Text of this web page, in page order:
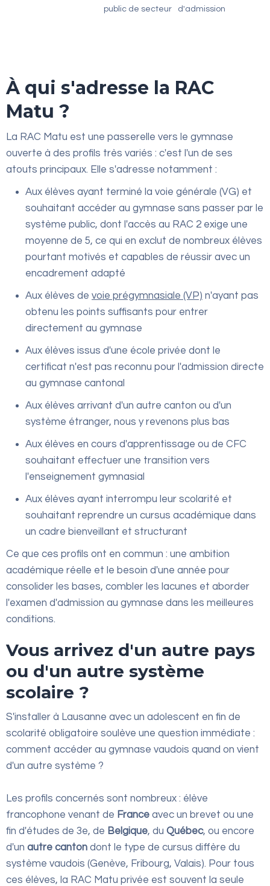
public de secteur d'admission
À qui s'adresse la RAC
Matu ?
La RAC Matu est une passerelle vers le gymnase
ouverte à des profils très variés : c'est l'un de ses
atouts principaux. Elle s'adresse notamment :
Aux élèves ayant terminé la voie générale (VG) et
souhaitant accéder au gymnase sans passer par le
système public, dont l'accès au RAC 2 exige une
moyenne de 5, ce qui en exclut de nombreux élèves
pourtant motivés et capables de réussir avec un
encadrement adapté
Aux élèves de voie prégymnasiale (VP) n'ayant pas
obtenu les points suffisants pour entrer
directement au gymnase
Aux élèves issus d'une école privée dont le
certificat n'est pas reconnu pour l'admission directe
au gymnase cantonal
Aux élèves arrivant d'un autre canton ou d'un
système étranger, nous y revenons plus bas
Aux élèves en cours d'apprentissage ou de CFC
souhaitant effectuer une transition vers
l'enseignement gymnasial
Aux élèves ayant interrompu leur scolarité et
souhaitant reprendre un cursus académique dans
un cadre bienveillant et structurant
Ce que ces profils ont en commun : une ambition
académique réelle et le besoin d'une année pour
consolider les bases, combler les lacunes et aborder
l'examen d'admission au gymnase dans les meilleures
conditions.
Vous arrivez d'un autre pays
ou d'un autre système
scolaire ?
S'installer à Lausanne avec un adolescent en fin de
scolarité obligatoire soulève une question immédiate :
comment accéder au gymnase vaudois quand on vient
d'un autre système ?
Les profils concernés sont nombreux : élève
francophone venant de France avec un brevet ou une
fin d'études de 3e, de Belgique, du Québec, ou encore
d'un autre canton dont le type de cursus diffère du
système vaudois (Genève, Fribourg, Valais). Pour tous
ces élèves, la RAC Matu privée est souvent la seule